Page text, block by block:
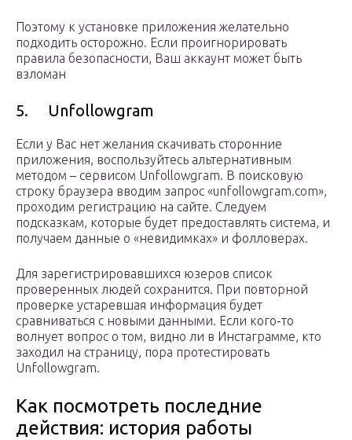
Поэтому к установке приложения желательно
подходить осторожно. Если проигнорировать
правила безопасности, Ваш аккаунт может быть
взломан
5. Unfollowgram
Если у Вас нет желания скачивать сторонние
приложения, воспользуйтесь альтернативным
методом – сервисом Unfollowgram. В поисковую
строку браузера вводим запрос «unfollowgram.com»,
проходим регистрацию на сайте. Следуем
подсказкам, которые будет предоставлять система, и
получаем данные о «невидимках» и фолловерах.
Для зарегистрировавшихся юзеров список
проверенных людей сохранится. При повторной
проверке устаревшая информация будет
сравниваться с новыми данными. Если кого-то
волнует вопрос о том, видно ли в Инстаграмме, кто
заходил на страницу, пора протестировать
Unfollowgram.
Как посмотреть последние
действия: история работы